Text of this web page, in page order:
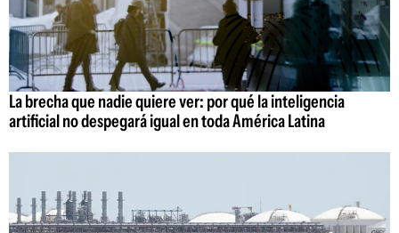
La brecha que nadie quiere ver: por qué la inteligencia
artificial no despegará igual en toda América Latina